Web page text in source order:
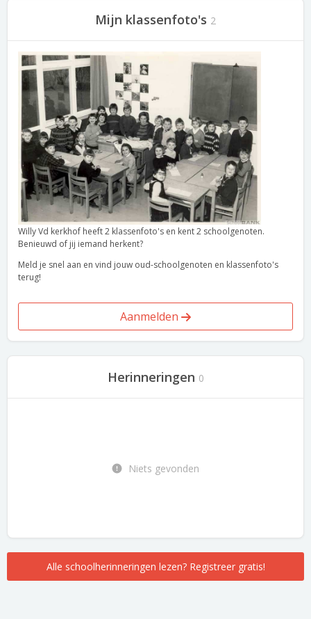
Mijn klassenfoto's 2
Willy Vd kerkhof heeft 2 klassenfoto's en kent 2 schoolgenoten.
Benieuwd of jij iemand herkent?
Meld je snel aan en vind jouw oud-schoolgenoten en klassenfoto's
terug!
Aanmelden
Herinneringen 0
Niets gevonden
Alle schoolherinneringen lezen? Registreer gratis!